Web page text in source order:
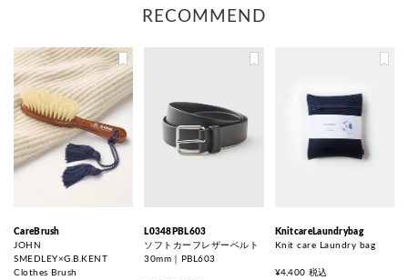
RECOMMEND
CareBrush
JOHN
SMEDLEY×G.B.KENT
Clothes Brush
L0348PBL603
ソフトカーフレザーベルト
30mm｜PBL603
KnitcareLaundrybag
Knit care Laundry bag
¥4,400 税込